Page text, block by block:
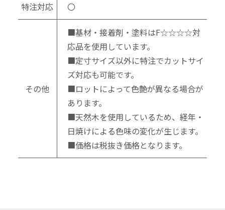
特注対応 〇
その他
■基材・接着剤・塗料はF☆☆☆☆対
応品を使用しています。
■定寸サイズ以外に特注でカットサイ
ズ対応も可能です。
■ロットによって色艶が異なる場合が
あります。
■天然木を使用しているため、経年・
日焼けによる色味の変化が生じます。
■価格は税抜き価格となります。